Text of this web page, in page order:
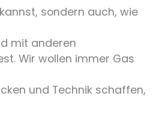
sondern auch, wie
mit anderen
Wir wollen immer Gas
und Technik schaffen,